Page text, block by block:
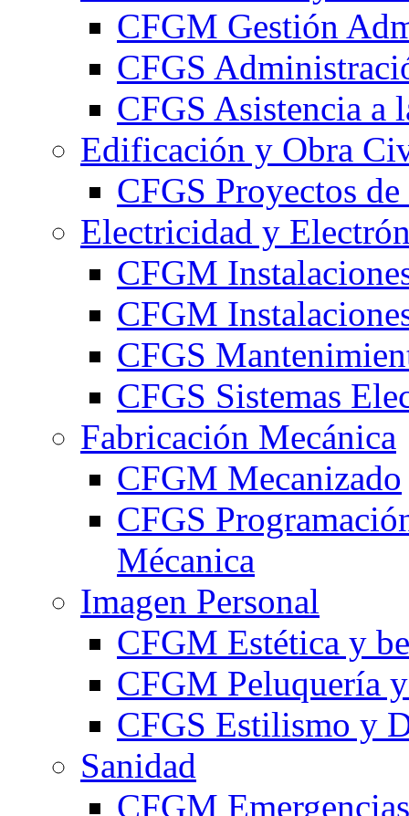
CFGM Gestión
CFGS
CFGS Asistencia a
Edificación y Obra
CFGS Proyectos
Electricidad y
CFGM
CFGM
CFGS
CFGS Sistemas
Fabricación Mecánica
CFGM Mecanizado
CFGS
Mécanica
Imagen Personal
CFGM Estética y
CFGM Peluquería
CFGS Estilismo y
Sanidad
CFGM